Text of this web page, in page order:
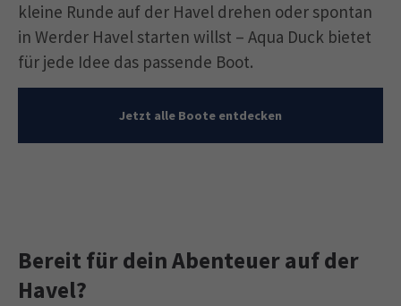
kleine Runde auf der Havel drehen oder spontan
in Werder Havel starten willst – Aqua Duck bietet
für jede Idee das passende Boot.
Jetzt alle Boote entdecken
Bereit für dein Abenteuer auf der
Havel?